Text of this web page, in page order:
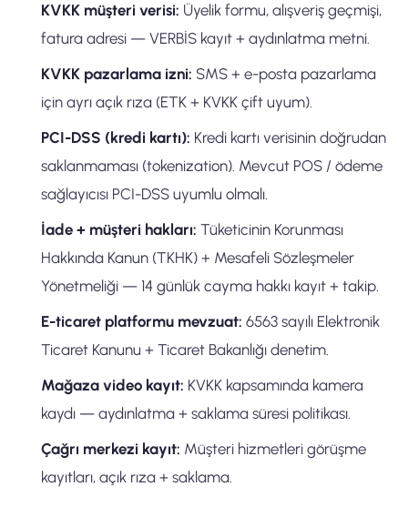
KVKK müşteri verisi: Üyelik formu, alışveriş geçmişi,
fatura adresi — VERBİS kayıt + aydınlatma metni.
KVKK pazarlama izni: SMS + e-posta pazarlama
için ayrı açık rıza (ETK + KVKK çift uyum).
PCI-DSS (kredi kartı): Kredi kartı verisinin doğrudan
saklanmaması (tokenization). Mevcut POS / ödeme
sağlayıcısı PCI-DSS uyumlu olmalı.
İade + müşteri hakları: Tüketicinin Korunması
Hakkında Kanun (TKHK) + Mesafeli Sözleşmeler
Yönetmeliği — 14 günlük cayma hakkı kayıt + takip.
E-ticaret platformu mevzuat: 6563 sayılı Elektronik
Ticaret Kanunu + Ticaret Bakanlığı denetim.
Mağaza video kayıt: KVKK kapsamında kamera
kaydı — aydınlatma + saklama süresi politikası.
Çağrı merkezi kayıt: Müşteri hizmetleri görüşme
kayıtları, açık rıza + saklama.